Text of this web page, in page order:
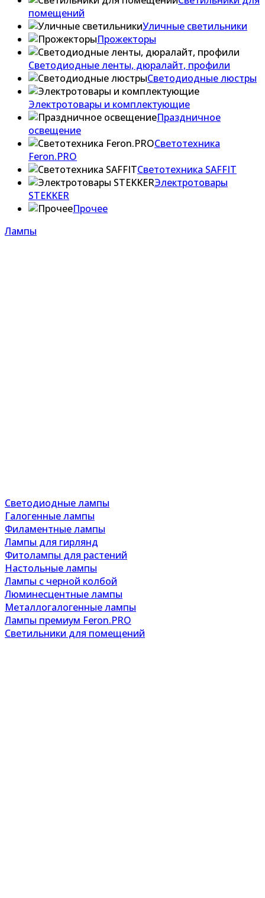
помещений
Уличные светильники
Прожекторы
Светодиодные ленты, дюралайт, профили
Светодиодные люстры
Электротовары и комплектующие
Праздничное
освещение
Светотехника
Feron.PRO
Светотехника SAFFIT
Электротовары
STEKKER
Прочее
Лампы
Светодиодные лампы
Галогенные лампы
Филаментные лампы
Лампы для гирлянд
Фитолампы для растений
Настольные лампы
Лампы с черной колбой
Люминесцентные лампы
Металлогалогенные лампы
Лампы премиум Feron.PRO
Светильники для помещений